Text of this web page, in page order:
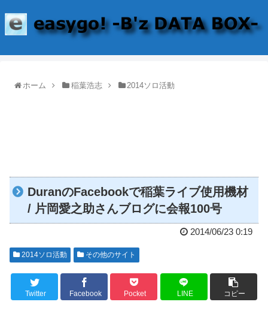
ホーム 稲葉浩志 2014ソロ活動
DuranのFacebookで稲葉ライブ使用機材
/ 片岡愛之助さんブログに会報100号
2014/06/23 0:19
2014ソロ活動 その他のサイト
Twitter Facebook Pocket LINE コピー